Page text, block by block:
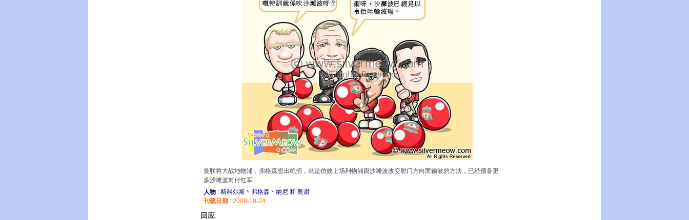
曼联将大战地物浦，弗格森想出绝招，就是仿效上场利物浦因沙滩波改变射门方向而输波的方法，已经预备更
多沙滩波对付红军
人物 : 斯科尔斯丶弗格森丶纳尼 和 奥谢
刊载日期 : 2009-10-24
回应